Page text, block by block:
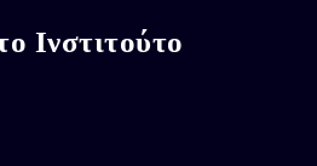
Ινστιτούτο